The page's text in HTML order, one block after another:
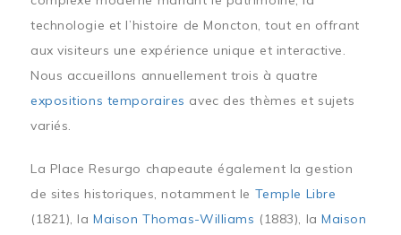
technologie et l’histoire de Moncton, tout en offrant
aux visiteurs une expérience unique et interactive.
Nous accueillons annuellement trois à quatre
expositions temporaires avec des thèmes et sujets
variés.
La Place Resurgo chapeaute également la gestion
de sites historiques, notamment le Temple Libre
(1821), laMaison Thomas-Williams (1883), laMaison